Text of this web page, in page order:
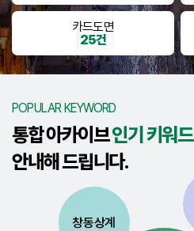
카드도면
25건
POPULAR KEYWORD
통합 아카이브인기 키워
안내해 드립니다.
창동상계